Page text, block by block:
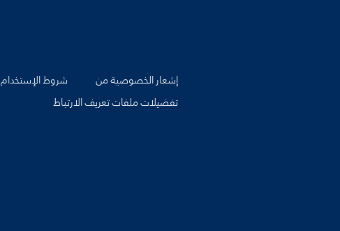
إشعار الخصوصية من شروط الإستخدام
تفضيلات ملفات تعريف الارتباط